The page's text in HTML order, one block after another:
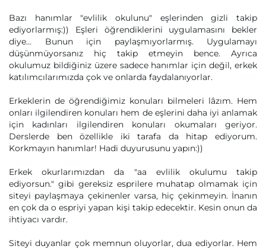
Bazı hanımlar "evlilik okulunu" eşlerinden gizli takip
ediyorlarmış:)) Eşleri öğrendiklerini uygulamasını bekler
diye... Bunun için paylaşmıyorlarmış. Uygulamayı
düşünmüyorsanız hiç takip etmeyin bence. Ayrıca
okulumuz bildiğiniz üzere sadece hanımlar için değil, erkek
katılımcılarımızda çok ve onlarda faydalanıyorlar.
Erkeklerin de öğrendiğimiz konuları bilmeleri lâzım. Hem
onları ilgilendiren konuları hem de eşlerini daha iyi anlamak
için kadınları ilgilendiren konuları okumaları geriyor.
Derslerde ben özellikle iki tarafa da hitap ediyorum.
Korkmayın hanımlar! Hadi duyurusunu yapın:))
Erkek okurlarımızdan da "aa evlilik okulumu takip
ediyorsun." gibi gereksiz esprilere muhatap olmamak için
siteyi paylaşmaya çekinenler varsa, hiç çekinmeyin. İnanın
en çok da o espriyi yapan kişi takip edecektir. Kesin onun da
ihtiyacı vardır.
Siteyi duyanlar çok memnun oluyorlar, dua ediyorlar. Hem